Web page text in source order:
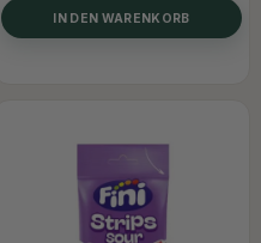
IN DEN WARENKORB